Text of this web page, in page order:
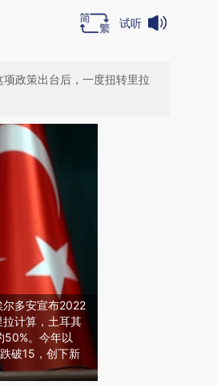
试听
政策出台后，一度扭转里拉
尔多安宣布2022
计算，土耳其
50%。今年以
破15，创下新